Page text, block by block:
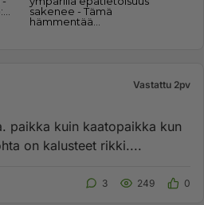
Vastattu 2pv
on kalusteet rikki....
3 249 0